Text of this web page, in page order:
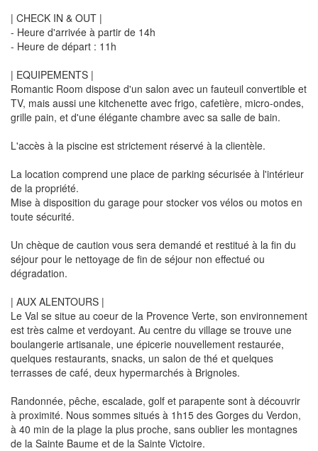
| CHECK IN & OUT |
- Heure d'arrivée à partir de 14h
- Heure de départ : 11h
| EQUIPEMENTS |
Romantic Room dispose d'un salon avec un fauteuil convertible et
TV, mais aussi une kitchenette avec frigo, cafetière, micro-ondes,
grille pain, et d'une élégante chambre avec sa salle de bain.
L'accès à la piscine est strictement réservé à la clientèle.
La location comprend une place de parking sécurisée à l'intérieur
de la propriété.
Mise à disposition du garage pour stocker vos vélos ou motos en
toute sécurité.
Un chèque de caution vous sera demandé et restitué à la fin du
séjour pour le nettoyage de fin de séjour non effectué ou
dégradation.
| AUX ALENTOURS |
Le Val se situe au coeur de la Provence Verte, son environnement
est très calme et verdoyant. Au centre du village se trouve une
boulangerie artisanale, une épicerie nouvellement restaurée,
quelques restaurants, snacks, un salon de thé et quelques
terrasses de café, deux hypermarchés à Brignoles.
Randonnée, pêche, escalade, golf et parapente sont à découvrir
à proximité. Nous sommes situés à 1h15 des Gorges du Verdon,
à 40 min de la plage la plus proche, sans oublier les montagnes
de la Sainte Baume et de la Sainte Victoire.